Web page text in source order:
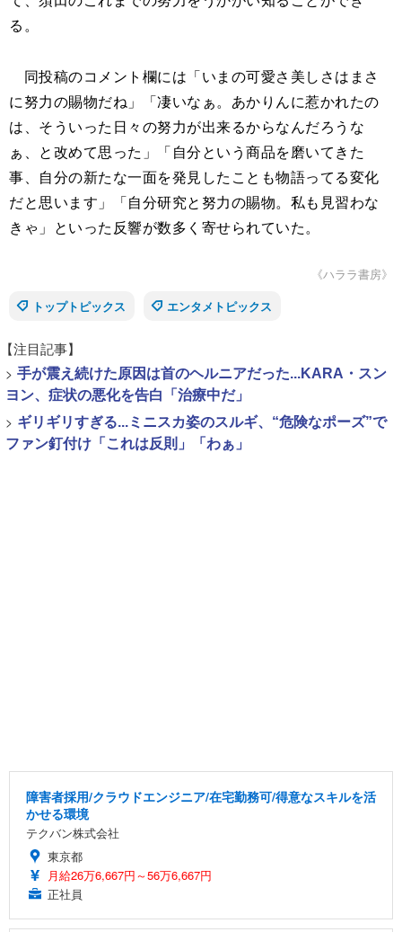
る。
同投稿のコメント欄には「いまの可愛さ美しさはまさ
に努力の賜物だね」「凄いなぁ。あかりんに惹かれたの
は、そういった日々の努力が出来るからなんだろうな
ぁ、と改めて思った」「自分という商品を磨いてきた
事、自分の新たな一面を発見したことも物語ってる変化
だと思います」「自分研究と努力の賜物。私も見習わな
きゃ」といった反響が数多く寄せられていた。
《ハララ書房》
トップトピックス
エンタメトピックス
【注目記事】
> 手が震え続けた原因は首のヘルニアだった...KARA・スン
ヨン、症状の悪化を告白「治療中だ」
> ギリギリすぎる...ミニスカ姿のスルギ、“危険なポーズ”で
ファン釘付け「これは反則」「わぁ」
障害者採用/クラウドエンジニア/在宅勤務可/得意なスキルを活
かせる環境
テクバン株式会社
東京都
月給26万6,667円～56万6,667円
正社員